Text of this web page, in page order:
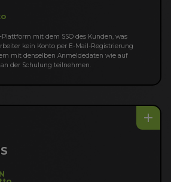
mit dem SSO des Kunden, was
kein Konto per E-Mail-Registrierung
mit denselben Anmeldedaten wie auf
der Schulung teilnehmen.
add